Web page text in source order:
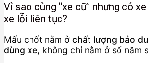
Vì sao cùng “xe cũ” nhưng có
xe lỗi liên tục?
Mấu chốt nằm ở chất lượng bảo
dùng xe, không chỉ nằm ở số năm